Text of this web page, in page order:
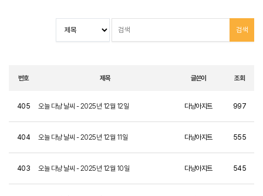
번호 제목 글쓴이 조회
405 오늘 다낭 날씨 - 2025년 12월 12일 다낭아지트 997
404 오늘 다낭 날씨 - 2025년 12월 11일 다낭아지트 555
403 오늘 다낭 날씨 - 2025년 12월 10일 다낭아지트 545